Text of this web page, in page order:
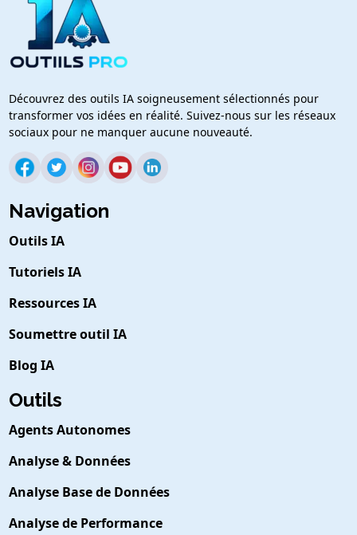
Découvrez des outils IA soigneusement sélectionnés pour
transformer vos idées en réalité. Suivez-nous sur les réseaux
sociaux pour ne manquer aucune nouveauté.
Navigation
Outils IA
Tutoriels IA
Ressources IA
Soumettre outil IA
Blog IA
Outils
Agents Autonomes
Analyse & Données
Analyse Base de Données
Analyse de Performance